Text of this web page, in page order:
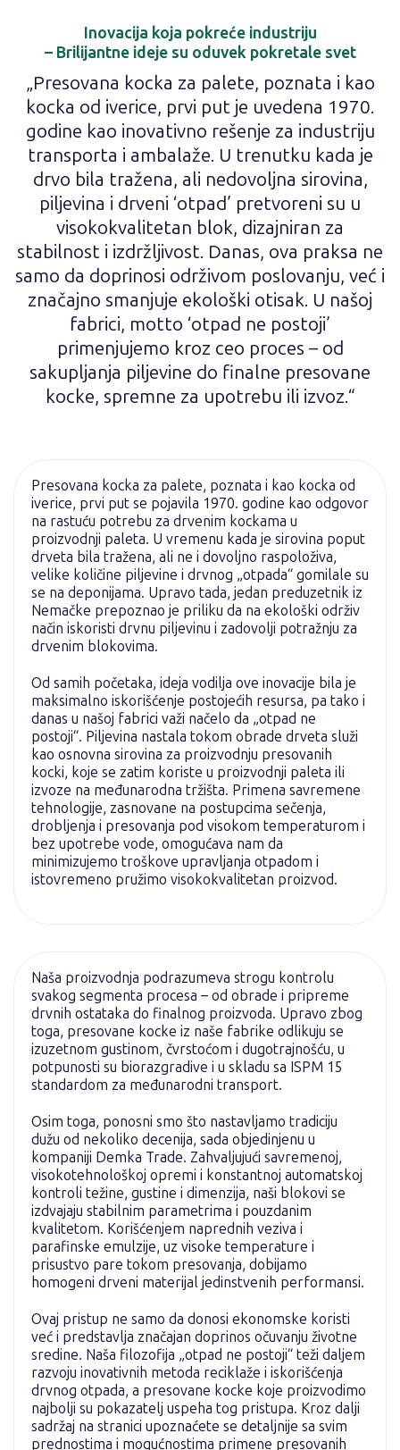
Inovacija koja pokreće industriju
– Brilijantne ideje su oduvek pokretale svet
„Presovana kocka za palete, poznata i kao
kocka od iverice, prvi put je uvedena 1970.
godine kao inovativno rešenje za industriju
transporta i ambalaže. U trenutku kada je
drvo bila tražena, ali nedovoljna sirovina,
piljevina i drveni ‘otpad’ pretvoreni su u
visokokvalitetan blok, dizajniran za
stabilnost i izdržljivost. Danas, ova praksa ne
samo da doprinosi održivom poslovanju, već i
značajno smanjuje ekološki otisak. U našoj
fabrici, motto ‘otpad ne postoji’
primenjujemo kroz ceo proces – od
sakupljanja piljevine do finalne presovane
kocke, spremne za upotrebu ili izvoz.“
Presovana kocka za palete, poznata i kao kocka od
iverice, prvi put se pojavila 1970. godine kao odgovor
na rastuću potrebu za drvenim kockama u
proizvodnji paleta. U vremenu kada je sirovina poput
drveta bila tražena, ali ne i dovoljno raspoloživa,
velike količine piljevine i drvnog „otpada“ gomilale su
se na deponijama. Upravo tada, jedan preduzetnik iz
Nemačke prepoznao je priliku da na ekološki održiv
način iskoristi drvnu piljevinu i zadovolji potražnju za
drvenim blokovima.
Od samih početaka, ideja vodilja ove inovacije bila je
maksimalno iskorišćenje postojećih resursa, pa tako i
danas u našoj fabrici važi načelo da „otpad ne
postoji“. Piljevina nastala tokom obrade drveta služi
kao osnovna sirovina za proizvodnju presovanih
kocki, koje se zatim koriste u proizvodnji paleta ili
izvoze na međunarodna tržišta. Primena savremene
tehnologije, zasnovane na postupcima sečenja,
drobljenja i presovanja pod visokom temperaturom i
bez upotrebe vode, omogućava nam da
minimizujemo troškove upravljanja otpadom i
istovremeno pružimo visokokvalitetan proizvod.
Naša proizvodnja podrazumeva strogu kontrolu
svakog segmenta procesa – od obrade i pripreme
drvnih ostataka do finalnog proizvoda. Upravo zbog
toga, presovane kocke iz naše fabrike odlikuju se
izuzetnom gustinom, čvrstoćom i dugotrajnošću, u
potpunosti su biorazgradive i u skladu sa ISPM 15
standardom za međunarodni transport.
Osim toga, ponosni smo što nastavljamo tradiciju
dužu od nekoliko decenija, sada objedinjenu u
kompaniji Demka Trade. Zahvaljujući savremenoj,
visokotehnološkoj opremi i konstantnoj automatskoj
kontroli težine, gustine i dimenzija, naši blokovi se
izdvajaju stabilnim parametrima i pouzdanim
kvalitetom. Korišćenjem naprednih veziva i
parafinske emulzije, uz visoke temperature i
prisustvo pare tokom presovanja, dobijamo
homogeni drveni materijal jedinstvenih performansi.
Ovaj pristup ne samo da donosi ekonomske koristi
već i predstavlja značajan doprinos očuvanju životne
sredine. Naša filozofija „otpad ne postoji“ teži daljem
razvoju inovativnih metoda reciklaže i iskorišćenja
drvnog otpada, a presovane kocke koje proizvodimo
najbolji su pokazatelj uspeha tog pristupa. Kroz dalji
sadržaj na stranici upoznaćete se detaljnije sa svim
prednostima i mogućnostima primene presovanih